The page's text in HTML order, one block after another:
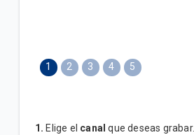
1 2 3 4 5
1. Elige el canal que deseas grabar.